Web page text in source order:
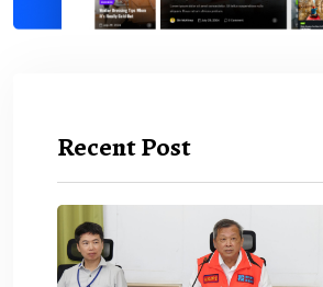
Recent Post